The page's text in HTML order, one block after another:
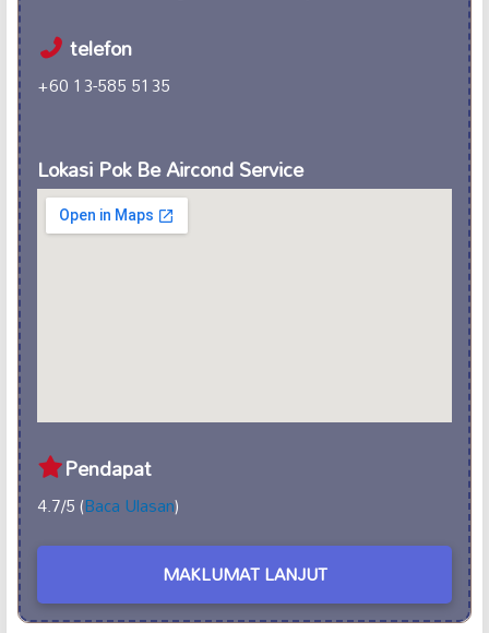
telefon
+60 13-585 5135
Lokasi Pok Be Aircond Service
Pendapat
4.7/5 (Baca Ulasan)
MAKLUMAT LANJUT